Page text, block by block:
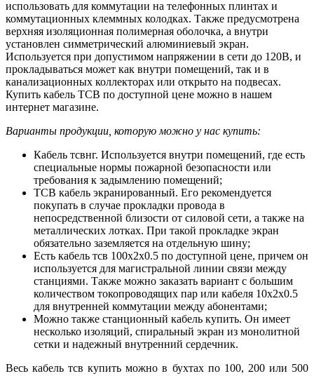
использовать для коммутации на телефонных плинтах и
коммутационных клеммных колодках. Также предусмотрена
верхняя изоляционная полимерная оболочка, а внутри
установлен симметрический алюминиевый экран.
Используется при допустимом напряжении в сети до 120В, и
прокладываться может как внутри помещений, так и в
канализационных коллекторах или открыто на подвесах.
Купить кабель ТСВ по доступной цене можно в нашем
интернет магазине.
Варианты продукции, которую можно у нас купить:
Кабель тсвнг. Используется внутри помещений, где есть
специальные нормы пожарной безопасности или
требования к задымлению помещений;
ТСВ кабель экранированный. Его рекомендуется
покупать в случае прокладки провода в
непосредственной близости от силовой сети, а также на
металлических лотках. При такой прокладке экран
обязательно заземляется на отдельную шину;
Есть кабель тсв 100х2х0.5 по доступной цене, причем он
используется для магистральной линии связи между
станциями. Также можно заказать вариант с большим
количеством токопроводящих пар или кабеля 10х2х0.5
для внутренней коммутации между абонентами;
Можно также станционный кабель купить. Он имеет
несколько изоляций, спиральный экран из монолитной
сетки и надежный внутренний сердечник.
Веськабель тсв купить можно в бухтах по 100, 200 или 500